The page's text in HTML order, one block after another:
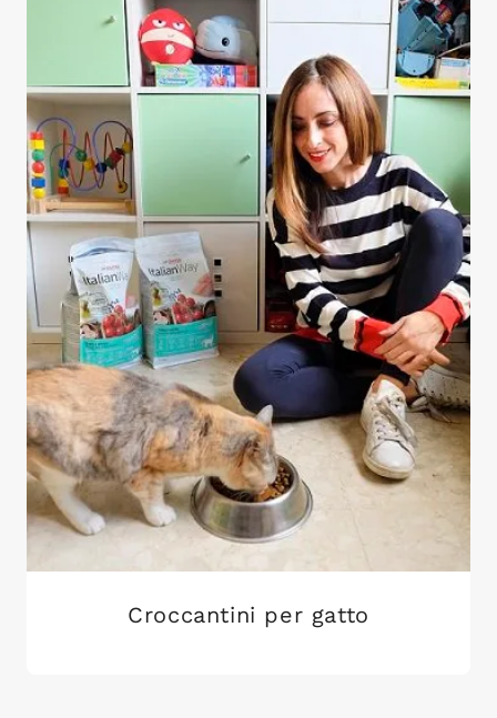
Croccantini per gatto